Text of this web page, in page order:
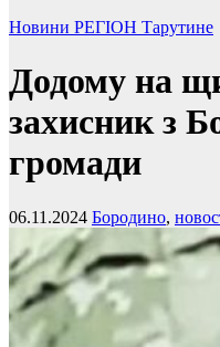
Новини РЕГІОН Тарутине
Додому на
захисник з
громади
06.11.2024 Бородино,